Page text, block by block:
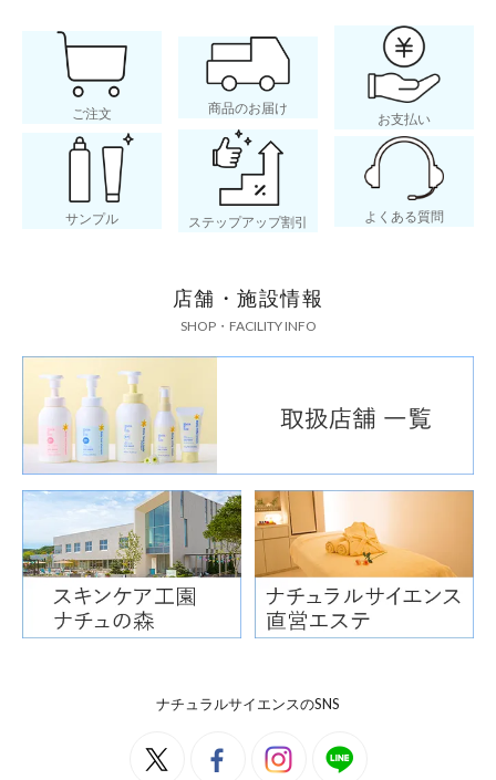
ご注文 商品のお届け
お支払い
サンプル ステップアップ割引 よくある質問
店舗・施設情報
SHOP・FACILITY INFO
ナチュラルサイエンスのSNS